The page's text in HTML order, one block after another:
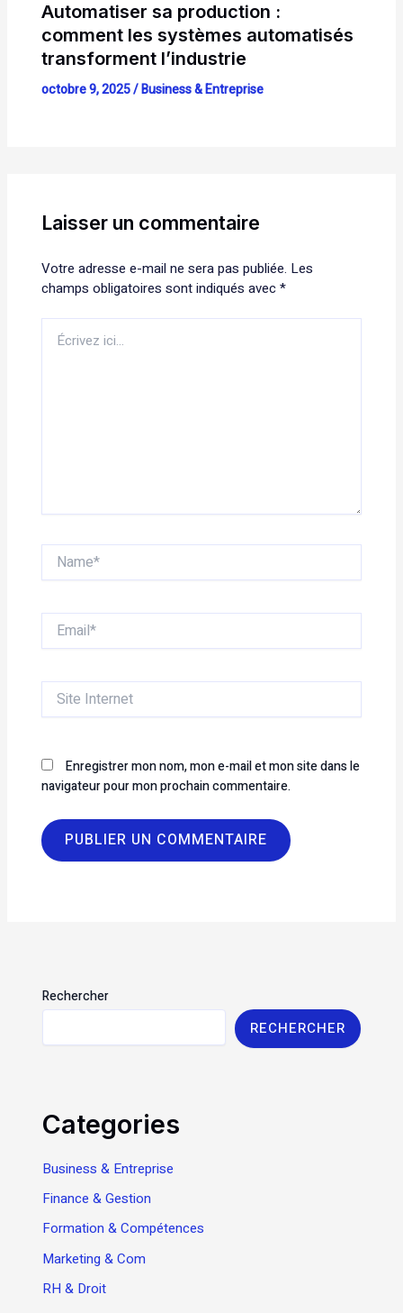
Automatiser sa production :
comment les systèmes automatisés
transforment l’industrie
octobre 9, 2025/Business & Entreprise
Laisser un commentaire
Votre adresse e-mail ne sera pas publiée. Les
champs obligatoires sont indiqués avec*
ici…
Name*
Email*
Site
Internet
Enregistrer mon nom, mon e-mail et mon site dans le
navigateur pour mon prochain commentaire.
Rechercher
RECHERCHER
Categories
Business & Entreprise
Finance & Gestion
Formation & Compétences
Marketing & Com
RH & Droit